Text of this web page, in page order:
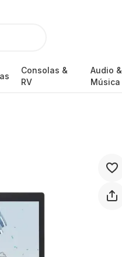
Consolas &
RV
Audio &
Música